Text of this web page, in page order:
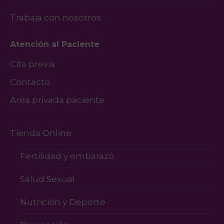
Trabaja con nosotros
Atención al Paciente
Cita previa
Contacto
Área privada paciente
Tienda Online
Fertilidad y embarazo
Salud Sexual
Nutrición y Deporte